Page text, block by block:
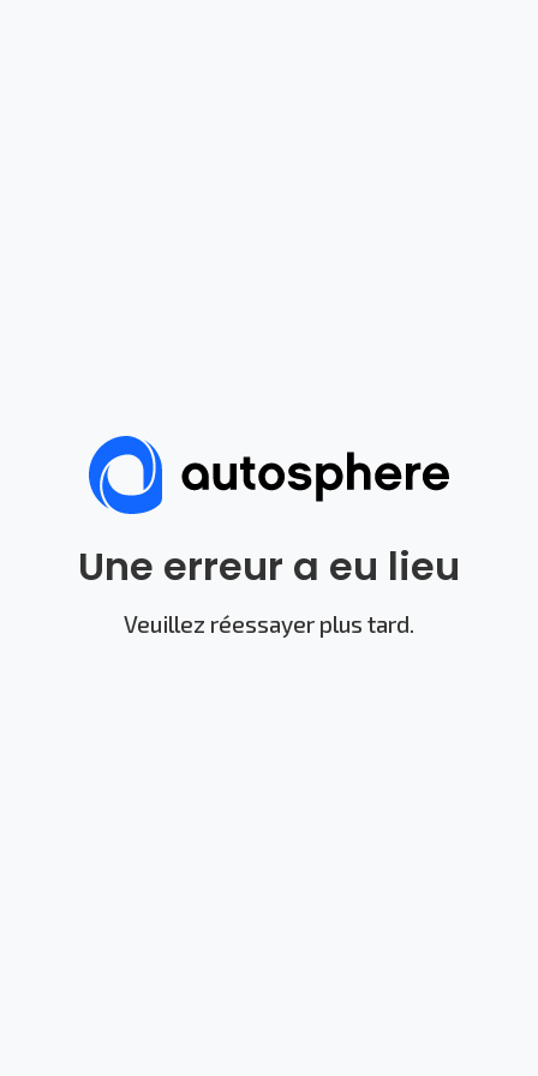
Une erreur a eu lieu
Veuillez réessayer plus tard.